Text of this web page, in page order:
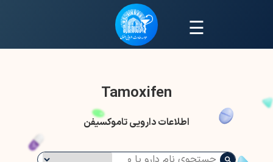
☰
Tamoxifen
اطلاعات دارویی تاموکسیفن